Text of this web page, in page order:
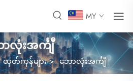
MY
လုံးအင်္ကျီ
ထုတ်ကုန်များ>ဘောလုံးအင်္ကျီ